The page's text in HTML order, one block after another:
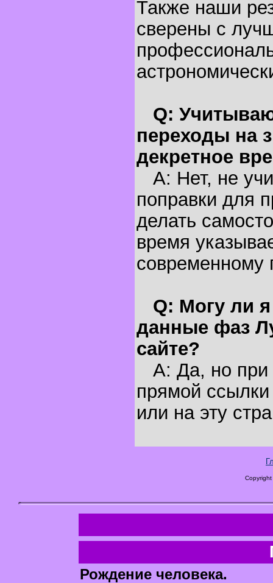
Также наши
сверены с
Q:
переходы на
декретное
A: Нет, не
поправки для
делать
время
современному
Q: Могу ли
данные фаз
сайте?
A: Да, но при
прямой
или на эту
Рождение человека.